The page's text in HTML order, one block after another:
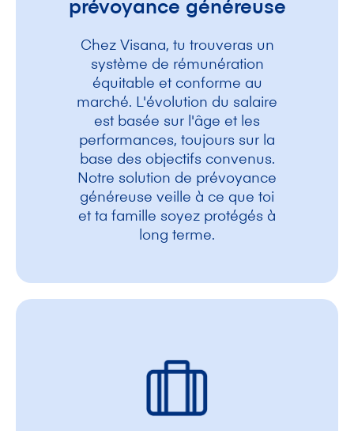
prévoyance généreuse
Chez Visana, tu trouveras un
système de rémunération
équitable et conforme au
marché. L'évolution du salaire
est basée sur l'âge et les
performances, toujours sur la
base des objectifs convenus.
Notre solution de prévoyance
généreuse veille à ce que toi
et ta famille soyez protégés à
long terme.